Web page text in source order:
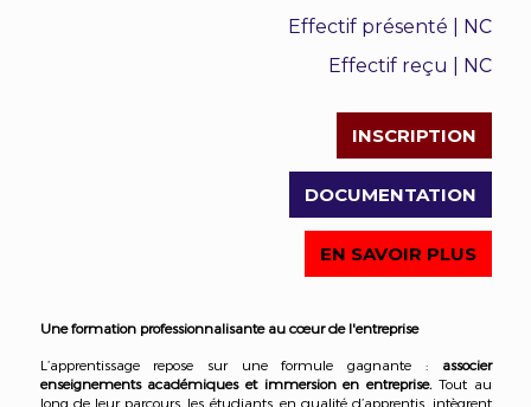
Effectif présenté |
NC
Effectif reçu |
NC
INSCRIPTION
DOCUMENTATION
EN SAVOIR PLUS
Une formation professionnalisante au cœur de l'entreprise
L’apprentissage repose sur une formule gagnante :
associer
enseignements académiques et immersion en entreprise. Tout au
long de leur parcours, les étudiants, en qualité d’apprentis, intègrent